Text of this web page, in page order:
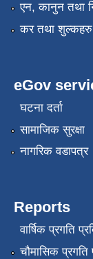
एन, कानुन तथा
कर तथा शुल्कहरु
eGov
घटना दर्ता
सामाजिक सुरक्षा
नागरिक वडापत्र
Reports
वार्षिक प्रगति
चौमासिक प्रगति